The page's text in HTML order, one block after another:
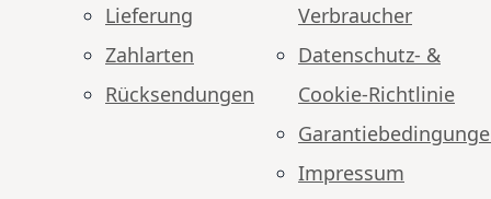
Lieferung
Zahlarten
Rücksendungen
Verbraucher
Datenschutz- &
Cookie-Richtlinie
Impressum